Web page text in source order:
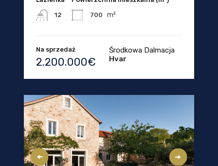
12 700 m²
Na sprzedaż
2.200.000€
Środkowa Dalmacja
Hvar